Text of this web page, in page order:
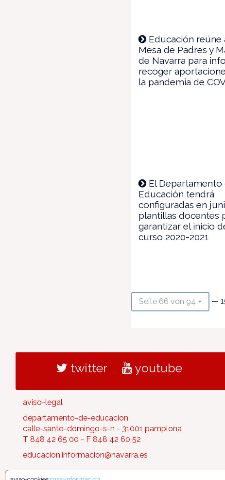
Educación reúne
Mesa de Padres y
de Navarra para
recoger
la pandemia de
El Departamento
Educación tendrá
configuradas en
plantillas docentes
garantizar el inicio
curso 2020-2021
Seite 66 von 94 —
twitter youtube
aviso-legal
departamento-de-educacion
calle-santo-domingo-s-n - 31001 pamplona
T 848 42 65 00 - F 848 42 60 52
educacion.informacion@navarra.es